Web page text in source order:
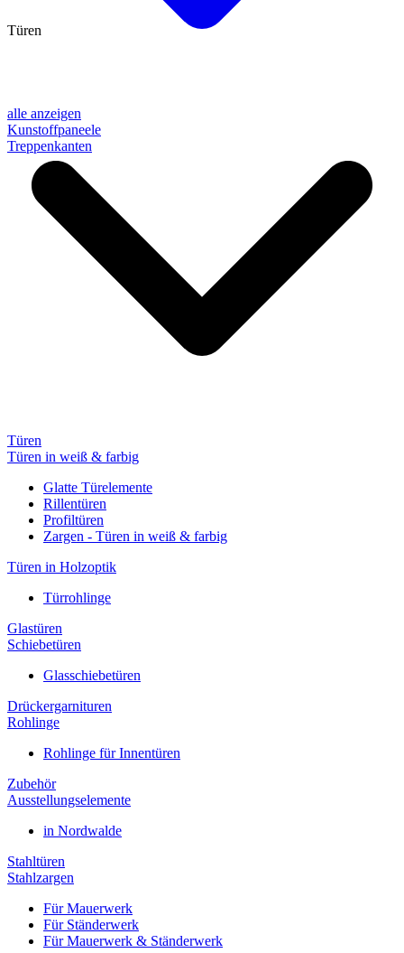
alle anzeigen
Kunstoffpaneele
Treppenkanten
Türen
Türen
Türen in weiß & farbig
Glatte Türelemente
Rillentüren
Profiltüren
Zargen - Türen in weiß & farbig
Türen in Holzoptik
Türrohlinge
Glastüren
Schiebetüren
Glasschiebetüren
Drückergarnituren
Rohlinge
Rohlinge für Innentüren
Zubehör
Ausstellungselemente
in Nordwalde
Stahltüren
Stahlzargen
Für Mauerwerk
Für Ständerwerk
Für Mauerwerk & Ständerwerk